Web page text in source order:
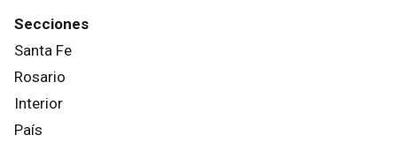
Secciones
Santa Fe
Rosario
Interior
País